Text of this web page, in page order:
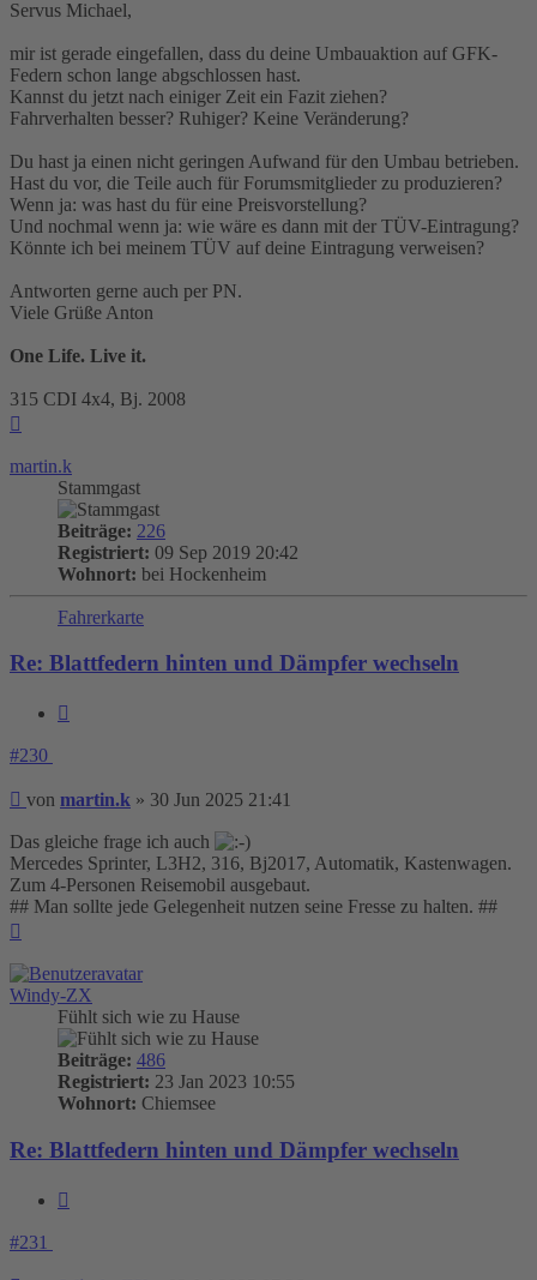
Servus Michael,
mir ist gerade eingefallen, dass du deine Umbauaktion auf GFK-
Federn schon lange abgschlossen hast.
Kannst du jetzt nach einiger Zeit ein Fazit ziehen?
Fahrverhalten besser? Ruhiger? Keine Veränderung?
Du hast ja einen nicht geringen Aufwand für den Umbau betrieben.
Hast du vor, die Teile auch für Forumsmitglieder zu produzieren?
Wenn ja: was hast du für eine Preisvorstellung?
Und nochmal wenn ja: wie wäre es dann mit der TÜV-Eintragung?
Könnte ich bei meinem TÜV auf deine Eintragung verweisen?
Antworten gerne auch per PN.
Viele Grüße Anton
One Life. Live it.
315 CDI 4x4, Bj. 2008
martin.k
Stammgast
Beiträge: 226
Registriert: 09 Sep 2019 20:42
Wohnort: bei Hockenheim
Fahrerkarte
Re: Blattfedern hinten und Dämpfer wechseln
#230
Beitrag
von martin.k » 30 Jun 2025 21:41
Das gleiche frage ich auch
Mercedes Sprinter, L3H2, 316, Bj2017, Automatik, Kastenwagen.
Zum 4-Personen Reisemobil ausgebaut.
## Man sollte jede Gelegenheit nutzen seine Fresse zu halten. ##
Windy-ZX
Fühlt sich wie zu Hause
Beiträge: 486
Registriert: 23 Jan 2023 10:55
Wohnort: Chiemsee
Re: Blattfedern hinten und Dämpfer wechseln
#231